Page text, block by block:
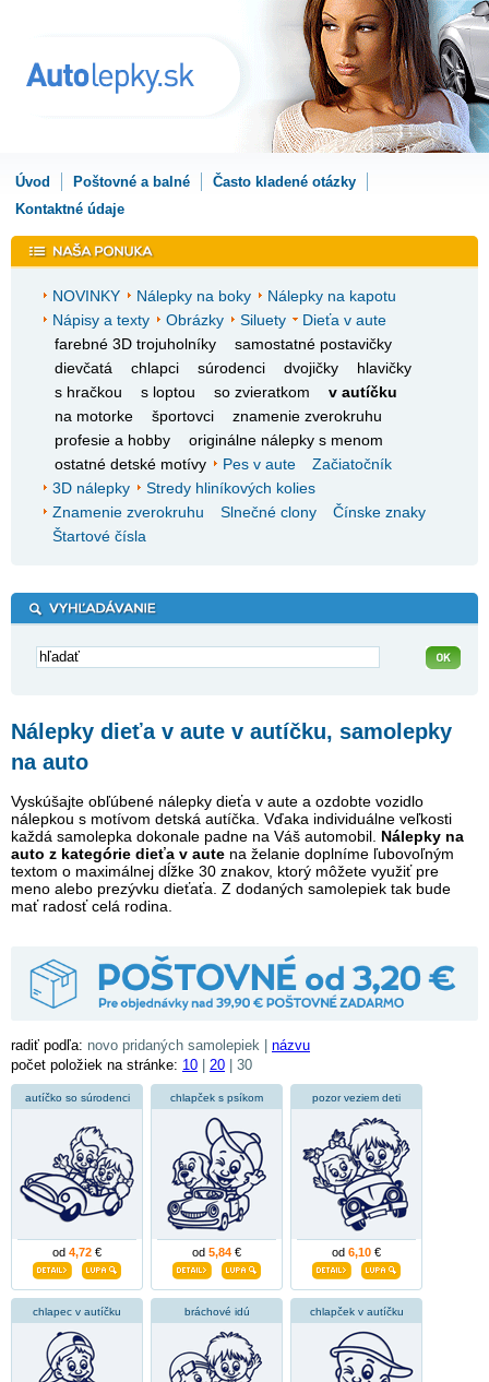
Úvod Poštovné a balné
Často kladené otázky
Kontaktné údaje
NOVINKY Nálepky na boky
Nálepky na kapotu
Nápisy a texty
Obrázky Siluety
Dieťa v aute
farebné 3D trojuholníky
samostatné postavičky
dievčatá
chlapci súrodenci dvojičky
hlavičky
s hračkou
s loptou so zvieratkom
v autíčku
na motorke
športovci
znamenie zverokruhu
profesie a hobby
originálne nálepky s menom
ostatné detské motívy
Pes v aute
Začiatočník
3D nálepky
Stredy hliníkových kolies
Znamenie zverokruhu
Slnečné clony
Čínske znaky
Štartové čísla
Nálepky dieťa v aute v autíčku, samolepky
na auto
Vyskúšajte obľúbené nálepky dieťa v aute a ozdobte vozidlo
nálepkou s motívom detská autíčka. Vďaka individuálne veľkosti
každá samolepka dokonale padne na Váš automobil. Nálepky na
auto z kategórie dieťa v aute na želanie doplníme ľubovoľným
textom o maximálnej dĺžke 30 znakov, ktorý môžete využiť pre
meno alebo prezývku dieťaťa. Z dodaných samolepiek tak bude
mať radosť celá rodina.
radiť podľa: novo pridaných samolepiek | názvu
počet položiek na stránke: 10 20 | 30
autíčko so súrodenci
od 4,72 €
chlapček s psíkom
od 5,84 €
pozor veziem deti
od 6,10 €
chlapec v autíčku bráchové idú chlapček v autíčku